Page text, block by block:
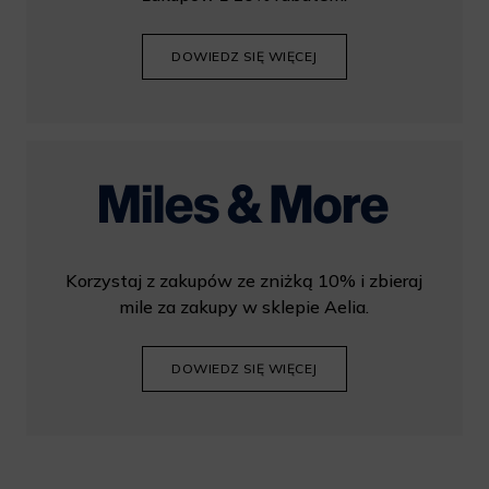
DOWIEDZ SIĘ WIĘCEJ
Korzystaj z zakupów ze zniżką 10% i zbieraj
mile za zakupy w sklepie Aelia.
DOWIEDZ SIĘ WIĘCEJ